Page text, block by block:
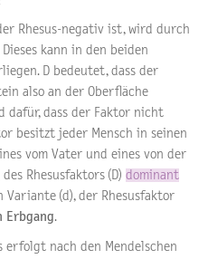
Rhesus-negativ ist, wird durch
kann in den beiden
D bedeutet, dass der
also an der Oberfläche
dafür, dass der Faktor nicht
besitzt jeder Mensch in seinen
vom Vater und eines von der
Rhesusfaktors (D) dominant
Variante (d), der Rhesusfaktor
Erbgang.
erfolgt nach den Mendelschen